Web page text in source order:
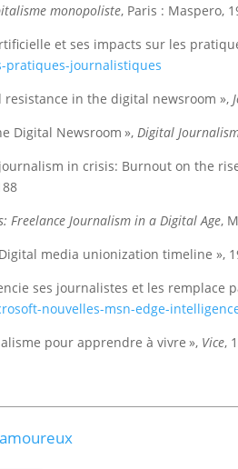
monopoliste, Paris : Maspero,
et ses impacts sur les
pratiques-journalistiques
in the digital newsroom »,
Digital Newsroom », Digital
in crisis: Burnout on the
Freelance Journalism in a Digital Age,
media unionization timeline »,
ses journalistes et les remplace
nouvelles-msn-edge-
pour apprendre à vivre », Vice,